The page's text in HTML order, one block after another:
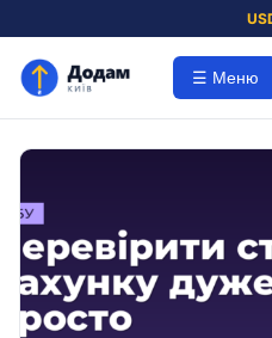
☰ Меню